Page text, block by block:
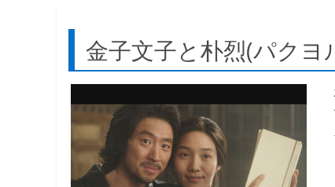
ネ
マ
リ
ン
金子文子と朴烈(パクヨ